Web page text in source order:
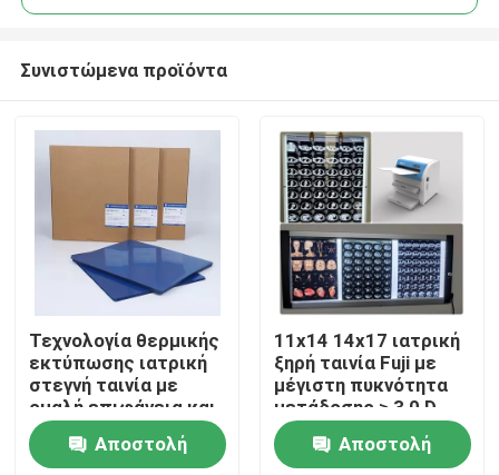
Αρχική Σελίδα
Προϊόντα
Συνιστώμενα προϊόντα
Τεχνολογία θερμικής
εκτύπωσης ιατρική
στεγνή ταινία με
ομαλή επιφάνεια και
υψηλή
εκτυπωσιμότητα
Αποστολή
11x14 14x17 ιατρική
ξηρή ταινία Fuji με
μέγιστη πυκνότητα
μετάδοσης ≥ 3,0 D
Αποστολή